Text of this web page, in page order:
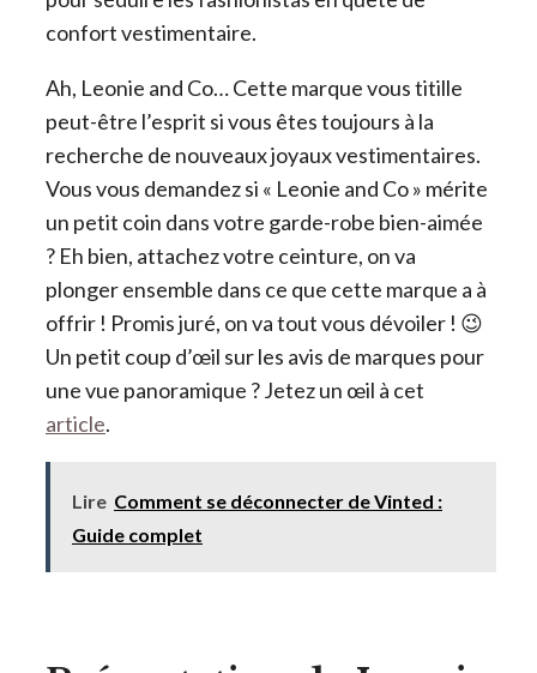
confort vestimentaire.
Ah, Leonie and Co… Cette marque vous titille
peut-être l’esprit si vous êtes toujours à la
recherche de nouveaux joyaux vestimentaires.
Vous vous demandez si « Leonie and Co » mérite
un petit coin dans votre garde-robe bien-aimée
? Eh bien, attachez votre ceinture, on va
plonger ensemble dans ce que cette marque a à
offrir ! Promis juré, on va tout vous dévoiler ! 😉
Un petit coup d’œil sur les avis de marques pour
une vue panoramique ? Jetez un œil à cet
article.
Lire Comment se déconnecter de Vinted :
Guide complet